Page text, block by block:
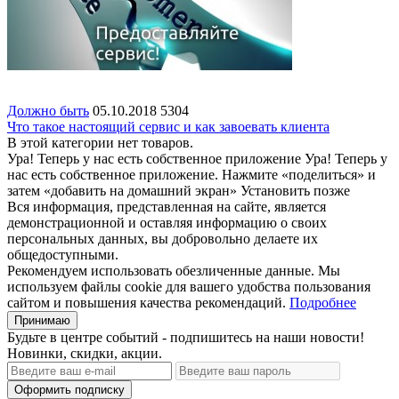
Должно быть 05.10.2018 5304
Что такое настоящий сервис и как завоевать клиента
В этой категории нет товаров.
Ура! Теперь у нас есть собственное приложение Ура! Теперь у
нас есть собственное приложение. Нажмите «поделиться» и
затем «добавить на домашний экран» Установить позже
Вся информация, представленная на сайте, является
демонстрационной и оставляя информацию о своих
персональных данных, вы добровольно делаете их
общедоступными.
Рекомендуем использовать обезличенные данные. Мы
используем файлы cookie для вашего удобства пользования
сайтом и повышения качества рекомендаций. Подробнее
Принимаю
Будьте в центре событий - подпишитесь на наши новости!
Новинки, скидки, акции.
Оформить подписку